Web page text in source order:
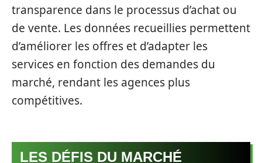
transparence dans le processus d’achat ou
de vente. Les données recueillies permettent
d’améliorer les offres et d’adapter les
services en fonction des demandes du
marché, rendant les agences plus
compétitives.
LES DÉFIS DU MARCHÉ